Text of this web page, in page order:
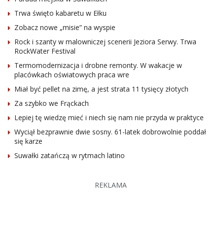
Trwa święto kabaretu w Ełku
Zobacz nowe „misie” na wyspie
Rock i szanty w malowniczej scenerii Jeziora Serwy. Trwa
RockWater Festival
Termomodernizacja i drobne remonty. W wakacje w
placówkach oświatowych praca wre
Miał być pellet na zimę, a jest strata 11 tysięcy złotych
Za szybko we Frąckach
Lepiej tę wiedzę mieć i niech się nam nie przyda w praktyce
Wyciął bezprawnie dwie sosny. 61-latek dobrowolnie poddał
się karze
Suwałki zatańczą w rytmach latino
REKLAMA